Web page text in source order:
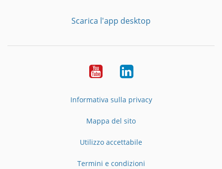
Scarica l'app desktop
YouTubeLinkedIn
Informativa sulla privacy
Mappa del sito
Utilizzo accettabile
Termini e condizioni